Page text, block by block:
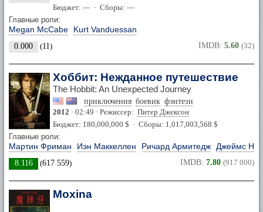
Бюджет: — · Сборы: —
Главные роли:
Megan McCabe Kurt Vanduessan
0.000 (11) IMDB: 5.60 (32)
Хоббит: Нежданное путешествие
The Hobbit: An Unexpected Journey
приключения боевик фэнтези
2012 · 02:49 · Режиссер: Питер Джексон
Бюджет: 180,000,000 $ · Сборы: 1,017,003,568 $
Главные роли:
Мартин Фриман Иэн Маккеллен Ричард Армитедж Джеймс
8.116 (617 559) IMDB: 7.80 (917 000)
Moxina